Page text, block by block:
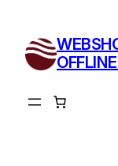
inhoud